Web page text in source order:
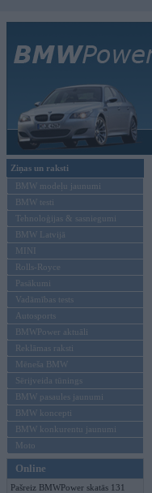
Ziņas un raksti
BMW modeļu jaunumi
BMW testi
Tehnoloģijas & sasniegumi
BMW Latvijā
MINI
Rolls-Royce
Pasākumi
Vadāmības tests
Autosports
BMWPower aktuāli
Reklāmas raksti
Mēneša BMW
Sērijveida tūnings
BMW pasaules jaunumi
BMW koncepti
BMW konkurentu jaunumi
Moto
Online
Pašreiz BMWPower skatās 131